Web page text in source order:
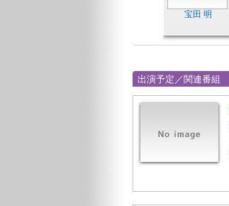
宝田 明
出演予定／関連番組